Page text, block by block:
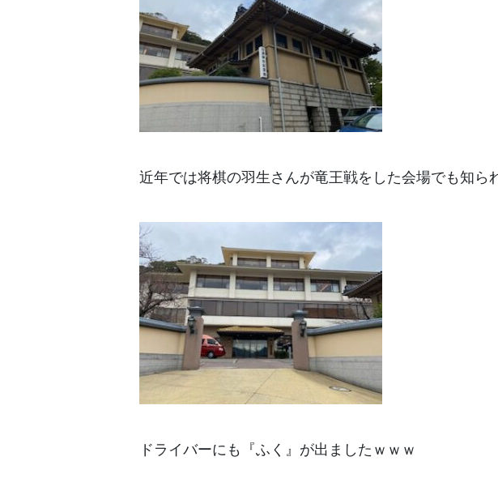
近年では将棋の羽生さんが竜王戦をした会場でも知
ドライバーにも『ふく』が出ましたｗｗｗ